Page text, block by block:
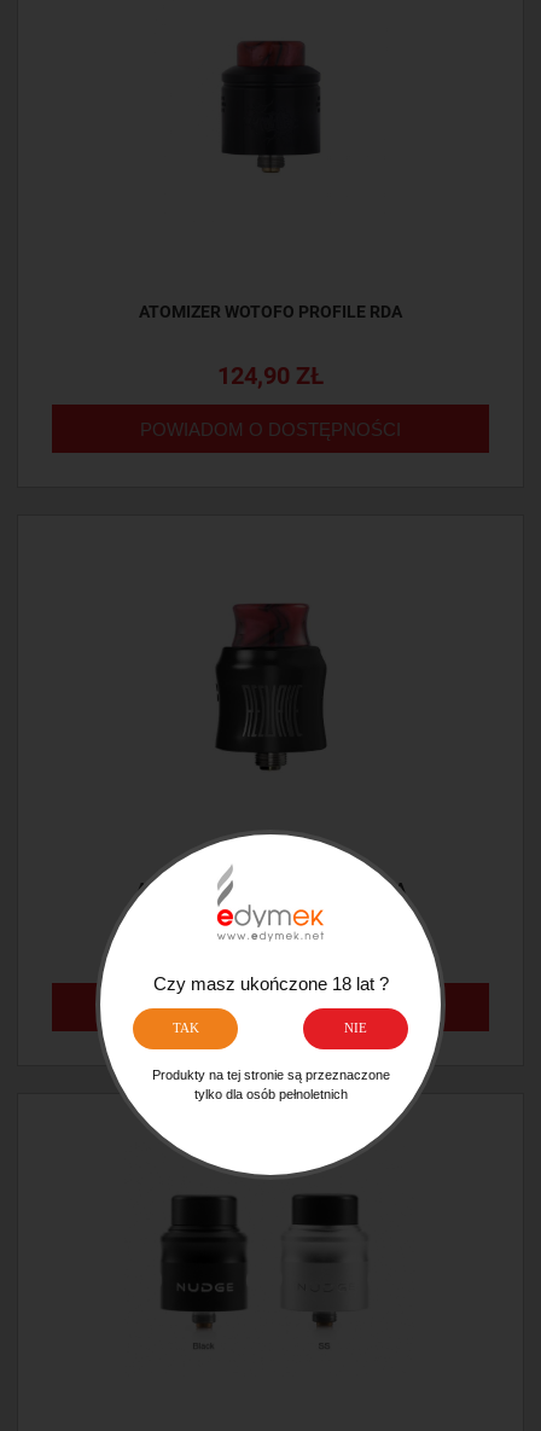
ATOMIZER WOTOFO PROFILE RDA
124,90 ZŁ
POWIADOM O DOSTĘPNOŚCI
ATOMIZER WOTOFO RECURVE RDA
DO KOSZYKA
Czy masz ukończone 18 lat ?
TAK NIE
Produkty na tej stronie są przeznaczone
tylko dla osób pełnoletnich